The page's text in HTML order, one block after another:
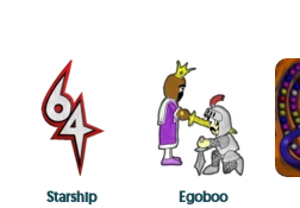
Starship Egoboo